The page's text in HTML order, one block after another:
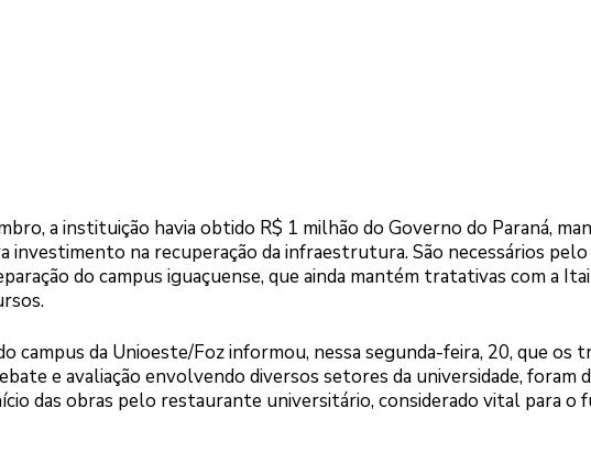
a instituição havia obtido R$ 1 milhão do Governo do Paraná,
investimento na recuperação da infraestrutura. São necessários pelo
do campus iguaçuense, que ainda mantém tratativas com a
campus da Unioeste/Foz informou, nessa segunda-feira, 20, que os
e avaliação envolvendo diversos setores da universidade, foram
das obras pelo restaurante universitário, considerado vital para o